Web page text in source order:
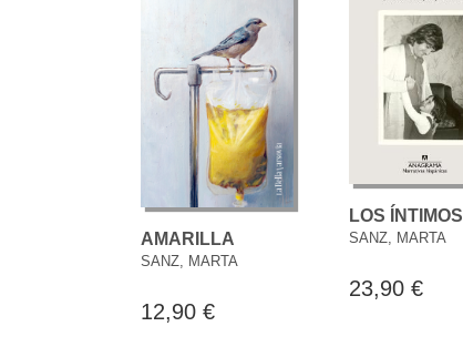
AMARILLA
SANZ, MARTA
12,90 €
LOS ÍNTIMOS
SANZ, MARTA
23,90 €